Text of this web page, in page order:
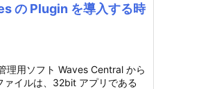
の Plugin を導入する時
理用ソフト Waves Central から
ァイルは、32bit アプリである